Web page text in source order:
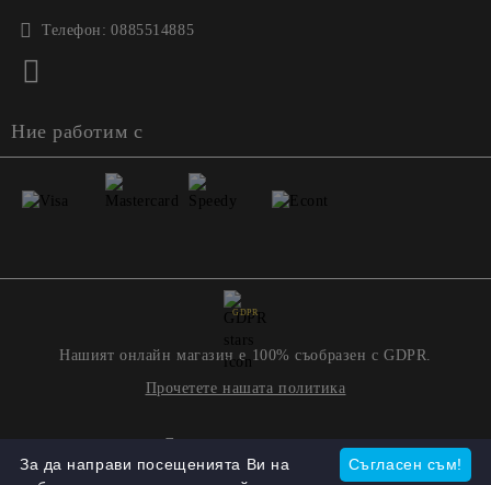
Телефон: 0885514885
Ние работим с
GDPR
Нашият онлайн магазин е 100% съобразен с GDPR.
Прочетете нашата политика
Съгласен съм!
За да направи посещенията Ви на